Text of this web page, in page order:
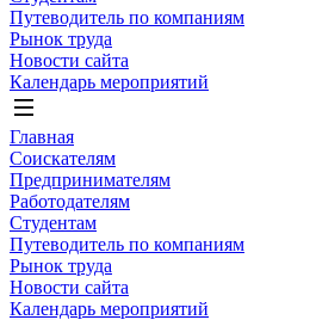
Путеводитель по компаниям
Рынок труда
Новости сайта
Календарь мероприятий
Главная
Соискателям
Предпринимателям
Работодателям
Студентам
Путеводитель по компаниям
Рынок труда
Новости сайта
Календарь мероприятий